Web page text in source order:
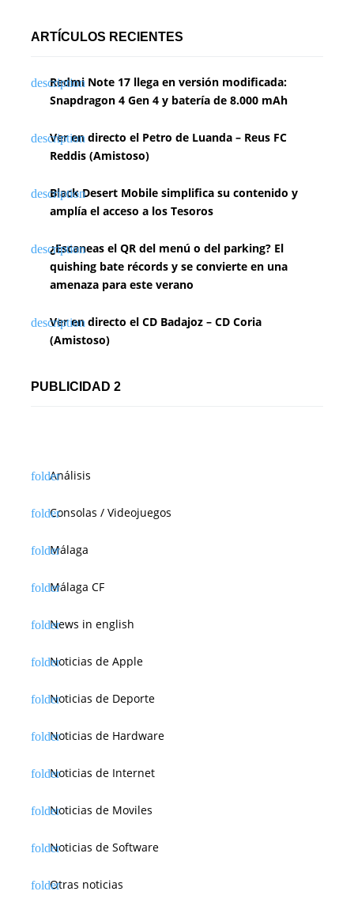
ARTÍCULOS RECIENTES
Redmi Note 17 llega en versión modificada:
Snapdragon 4 Gen 4 y batería de 8.000 mAh
Ver en directo el Petro de Luanda – Reus FC
Reddis (Amistoso)
Black Desert Mobile simplifica su contenido y
amplía el acceso a los Tesoros
¿Escaneas el QR del menú o del parking? El
quishing bate récords y se convierte en una
amenaza para este verano
Ver en directo el CD Badajoz – CD Coria
(Amistoso)
PUBLICIDAD 2
Análisis
Consolas / Videojuegos
Málaga
Málaga CF
News in english
Noticias de Apple
Noticias de Deporte
Noticias de Hardware
Noticias de Internet
Noticias de Moviles
Noticias de Software
Otras noticias